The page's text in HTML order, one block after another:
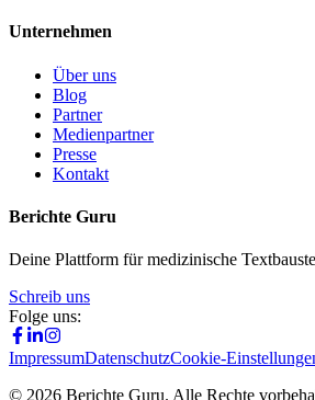
Unternehmen
Über uns
Blog
Partner
Medienpartner
Presse
Kontakt
Berichte Guru
Deine Plattform für medizinische
Schreib uns
Folge uns:
ImpressumDatenschutzCookie-
© 2026 Berichte Guru. Alle Rechte